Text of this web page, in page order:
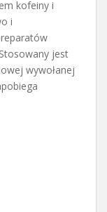
kofeiny i
i
jest
wywołanej